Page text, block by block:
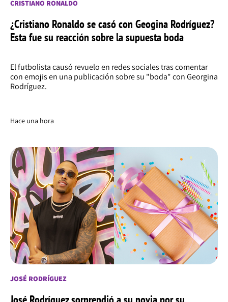
CRISTIANO RONALDO
¿Cristiano Ronaldo se casó con Geogina Rodríguez?
Esta fue su reacción sobre la supuesta boda
El futbolista causó revuelo en redes sociales tras comentar
con emojis en una publicación sobre su "boda" con Georgina
Rodríguez.
Hace una hora
JOSÉ RODRÍGUEZ